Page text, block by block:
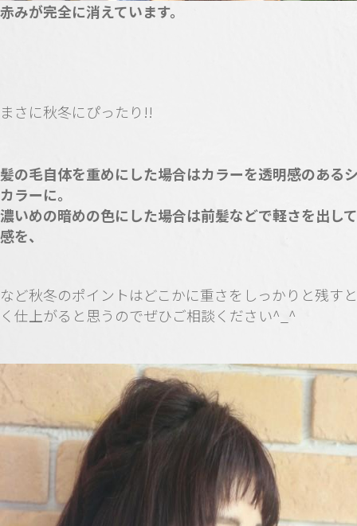
赤みが完全に消えています。
まさに秋冬にぴったり!!
髪の毛自体を重めにした場合はカラーを透明感のある
カラーに。
濃いめの暗めの色にした場合は前髪などで軽さを出し
感を、
など秋冬のポイントはどこかに重さをしっかりと残す
く仕上がると思うのでぜひご相談ください^_^